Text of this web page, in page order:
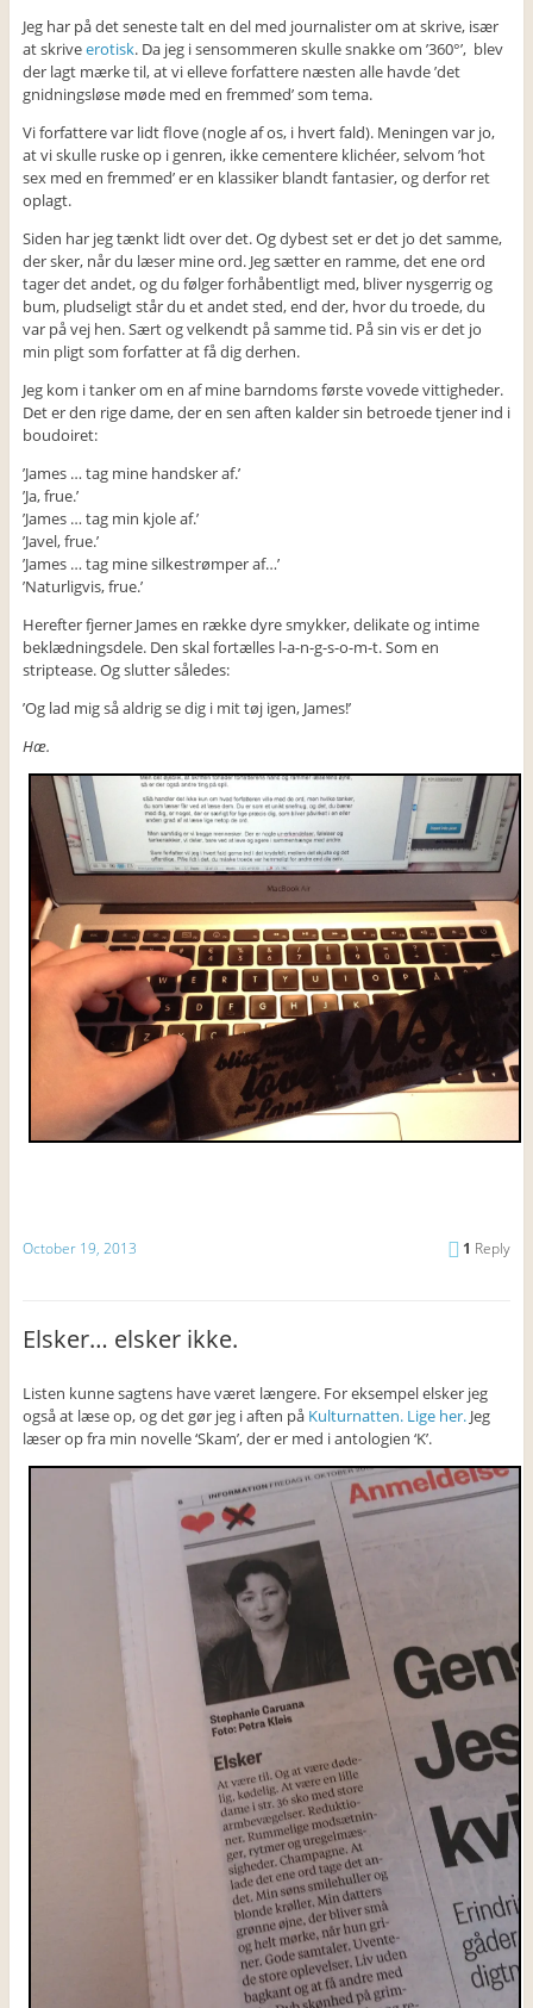
Jeg har på det seneste talt en del med journalister om at skrive, især
at skriveerotisk. Da jeg i sensommeren skulle snakke om ’360°’, blev
der lagt mærke til, at vi elleve forfattere næsten alle havde ’det
gnidningsløse møde med en fremmed’ som tema.
Vi forfattere var lidt flove (nogle af os, i hvert fald). Meningen var jo,
at vi skulle ruske op i genren, ikke cementere klichéer, selvom ’hot
sex med en fremmed’ er en klassiker blandt fantasier, og derfor ret
oplagt.
Siden har jeg tænkt lidt over det. Og dybest set er det jo det samme,
der sker, når du læser mine ord. Jeg sætter en ramme, det ene ord
tager det andet, og du følger forhåbentligt med, bliver nysgerrig og
bum, pludseligt står du et andet sted, end der, hvor du troede, du
var på vej hen. Sært og velkendt på samme tid. På sin vis er det jo
min pligt som forfatter at få dig derhen.
Jeg kom i tanker om en af mine barndoms første vovede vittigheder.
Det er den rige dame, der en sen aften kalder sin betroede tjener ind i
boudoiret:
’James … tag mine handsker af.’
’Ja, frue.’
’James … tag min kjole af.’
’Javel, frue.’
’James … tag mine silkestrømper af…’
’Naturligvis, frue.’
Herefter fjerner James en række dyre smykker, delikate og intime
beklædningsdele. Den skal fortælles l-a-n-g-s-o-m-t. Som en
striptease. Og slutter således:
’Og lad mig så aldrig se dig i mit tøj igen, James!’
Hæ.
October 19, 2013 1 Reply
Elsker… elsker ikke.
Listen kunne sagtens have været længere. For eksempel elsker jeg
også at læse op, og det gør jeg i aften på Kulturnatten. Lige her. Jeg
læser op fra min novelle ‘Skam’, der er med i antologien ‘K’.